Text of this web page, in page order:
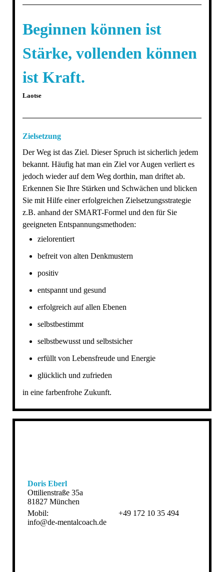
Beginnen können ist
Stärke, vollenden können
ist Kraft.
Laotse
Zielsetzung
Der Weg ist das Ziel. Dieser Spruch ist sicherlich jedem
bekannt. Häufig hat man ein Ziel vor Augen verliert es
jedoch wieder auf dem Weg dorthin, man driftet ab.
Erkennen Sie Ihre Stärken und Schwächen und blicken
Sie mit Hilfe einer erfolgreichen Zielsetzungsstrategie
z.B. anhand der SMART-Formel und den für Sie
geeigneten Entspannungsmethoden:
zielorentiert
befreit von alten Denkmustern
positiv
entspannt und gesund
erfolgreich auf allen Ebenen
selbstbestimmt
selbstbewusst und selbstsicher
erfüllt von Lebensfreude und Energie
glücklich und zufrieden
in eine farbenfrohe Zukunft.
Doris Eberl
Ottilienstraße 35a
81827 München
Mobil: +49 172 10 35 494
info@de-mentalcoach.de